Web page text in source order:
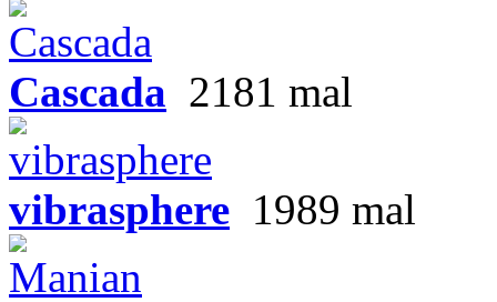
Cascada 2181 mal
vibrasphere 1989 mal